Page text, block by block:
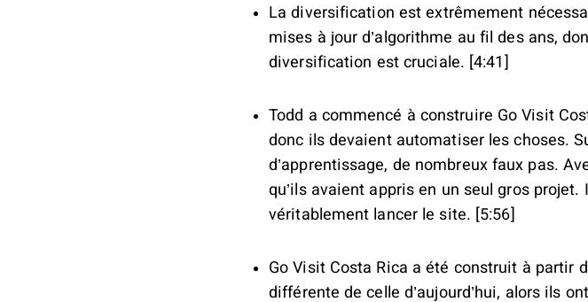
La diversification est extrêmement
mises à jour d’algorithme au fil des ans,
diversification est cruciale. [4:41]
Todd a commencé à construire Go Visit
donc ils devaient automatiser les choses.
d’apprentissage, de nombreux faux pas.
qu’ils avaient appris en un seul gros
véritablement lancer le site. [5:56]
Go Visit Costa Rica a été construit à partir
différente de celle d’aujourd’hui, alors ils